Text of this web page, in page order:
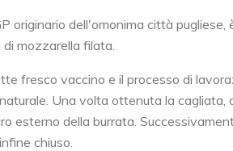
originario dell'omonima città
mozzarella filata.
fresco vaccino e il processo di
Una volta ottenuta la
esterno della burrata.
chiuso.